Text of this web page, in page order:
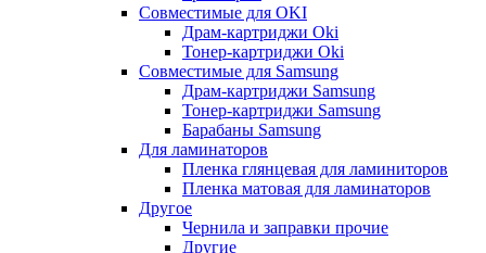
Совместимые для OKI
Драм-картриджи Oki
Тонер-картриджи Oki
Совместимые для Samsung
Драм-картриджи Samsung
Тонер-картриджи Samsung
Барабаны Samsung
Для ламинаторов
Пленка глянцевая для ламиниторов
Пленка матовая для ламинаторов
Другое
Чернила и заправки прочие
Другие